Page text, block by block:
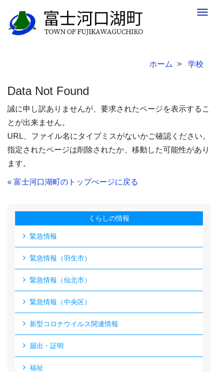
ホーム 学校
Data Not Found
誠に申し訳ありませんが、要求されたページを表示するこ
とが出来ません。
URL、ファイル名にタイプミスがないかご確認ください。
指定されたページは削除されたか、移動した可能性があり
ます。
« 富士河口湖町のトップぺージに戻る
くらしの情報
緊急情報
緊急情報（羽生市）
緊急情報（仙北市）
緊急情報（中央区）
新型コロナウイルス関連情報
届出・証明
福祉